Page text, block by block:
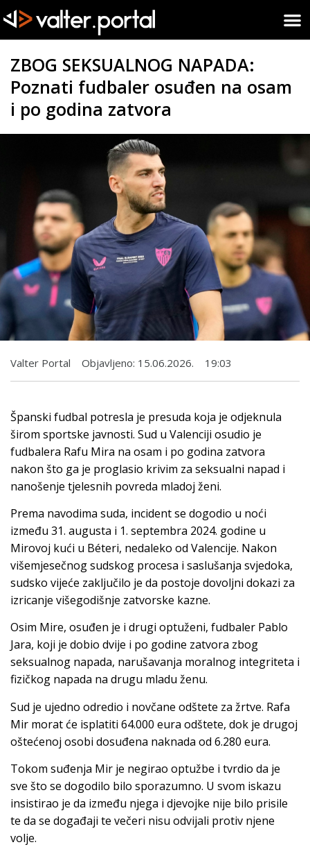
ZBOG SEKSUALNOG NAPADA:
Poznati fudbaler osuđen na osam
i po godina zatvora
Valter Portal Objavljeno: 15.06.2026. 19:03
Španski fudbal potresla je presuda koja je odjeknula
širom sportske javnosti. Sud u Valenciji osudio je
fudbalera Rafu Mira na osam i po godina zatvora
nakon što ga je proglasio krivim za seksualni napad i
nanošenje tjelesnih povreda mladoj ženi.
Prema navodima suda, incident se dogodio u noći
između 31. augusta i 1. septembra 2024. godine u
Mirovoj kući u Béteri, nedaleko od Valencije. Nakon
višemjesečnog sudskog procesa i saslušanja svjedoka,
sudsko vijeće zaključilo je da postoje dovoljni dokazi za
izricanje višegodišnje zatvorske kazne.
Osim Mire, osuđen je i drugi optuženi, fudbaler Pablo
Jara, koji je dobio dvije i po godine zatvora zbog
seksualnog napada, narušavanja moralnog integriteta i
fizičkog napada na drugu mladu ženu.
Sud je ujedno odredio i novčane odštete za žrtve. Rafa
Mir morat će isplatiti 64.000 eura odštete, dok je drugoj
oštećenoj osobi dosuđena naknada od 6.280 eura.
Tokom suđenja Mir je negirao optužbe i tvrdio da je
sve što se dogodilo bilo sporazumno. U svom iskazu
insistirao je da između njega i djevojke nije bilo prisile
te da se događaji te večeri nisu odvijali protiv njene
volje.